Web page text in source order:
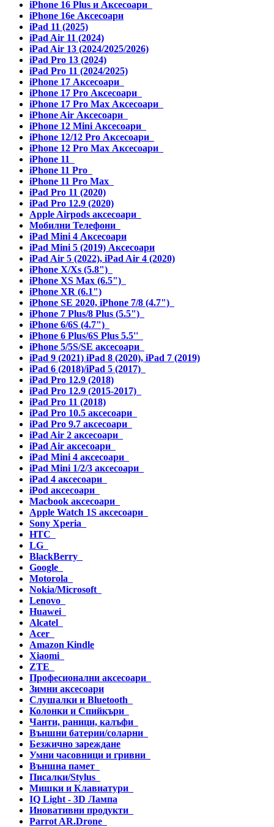
iPhone 16 Plus и Аксесоари
iPhone 16e Аксесоари
iPad 11 (2025)
iPad Air 11 (2024)
iPad Air 13 (2024/2025/2026)
iPad Pro 13 (2024)
iPad Pro 11 (2024/2025)
iPhone 17 Аксесоари
iPhone 17 Pro Аксесоари
iPhone 17 Pro Max Аксесоари
iPhone Air Аксесоари
iPhone 12 Mini Аксесоари
iPhone 12/12 Pro Аксесоари
iPhone 12 Pro Max Аксесоари
iPhone 11
iPhone 11 Pro
iPhone 11 Pro Max
iPad Pro 11 (2020)
iPad Pro 12.9 (2020)
Apple Airpods аксесоари
Мобилни Телефони
iPad Mini 4 Аксесоари
iPad Mini 5 (2019) Аксесоари
iPad Air 5 (2022), iPad Air 4 (2020)
iPhone X/Xs (5.8")
iPhone XS Max (6.5")
iPhone XR (6.1")
iPhone SE 2020, iPhone 7/8 (4.7")
iPhone 7 Plus/8 Plus (5.5")
iPhone 6/6S (4.7")
iPhone 6 Plus/6S Plus 5.5''
iPhone 5/5S/SE аксесоари
iPad 9 (2021) iPad 8 (2020), iPad 7 (2019)
iPad 6 (2018)/iPad 5 (2017)
iPad Pro 12.9 (2018)
iPad Pro 12.9 (2015-2017)
iPad Pro 11 (2018)
iPad Pro 10.5 аксесоари
iPad Pro 9.7 аксесоари
iPad Air 2 аксесоари
iPad Air аксесоари
iPad Mini 4 аксесоари
iPad Mini 1/2/3 аксесоари
iPad 4 аксесоари
iPod аксесоари
Macbook аксесоари
Apple Watch 1S аксесоари
Sony Xperia
HTC
LG
BlackBerry
Google
Motorola
Nokia/Microsoft
Lenovo
Huawei
Alcatel
Acer
Amazon Kindle
Xiaomi
ZTE
Професионални аксесоари
Зимни аксесоари
Слушалки и Bluetooth
Колонки и Спийкъри
Чанти, раници, калъфи
Външни батерии/соларни
Безжично зареждане
Умни часовници и гривни
Външна памет
Писалки/Stylus
Мишки и Клавиатури
IQ Light - 3D Лампа
Иновативни продукти
Parrot AR.Drone